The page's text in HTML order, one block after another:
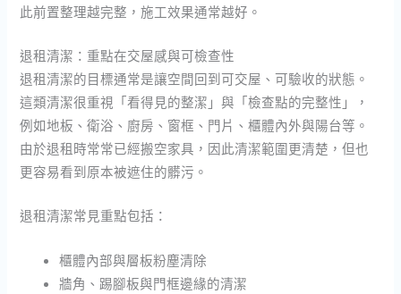
此前置整理越完整，施工效果通常越好。
退租清潔：重點在交屋感與可檢查性
退租清潔的目標通常是讓空間回到可交屋、可驗收的狀態。
這類清潔很重視「看得見的整潔」與「檢查點的完整性」，
例如地板、衛浴、廚房、窗框、門片、櫃體內外與陽台等。
由於退租時常常已經搬空家具，因此清潔範圍更清楚，但也
更容易看到原本被遮住的髒污。
退租清潔常見重點包括：
櫃體內部與層板粉塵清除
牆角、踢腳板與門框邊緣的清潔